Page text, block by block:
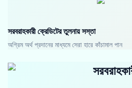
সরবরাহকারী ক্রেডিটের তুলনায় সস্তা
অগ্রিম অর্থ প্রদানের মাধ্যমে সেরা হারে কাঁচামাল পান